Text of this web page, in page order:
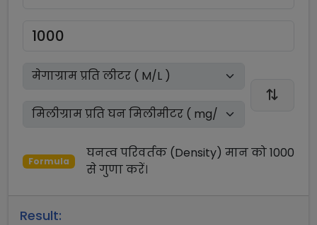
Formula
घनत्व परिवर्तक (Density) मान को1000
सेगुणाकरें।
Result: